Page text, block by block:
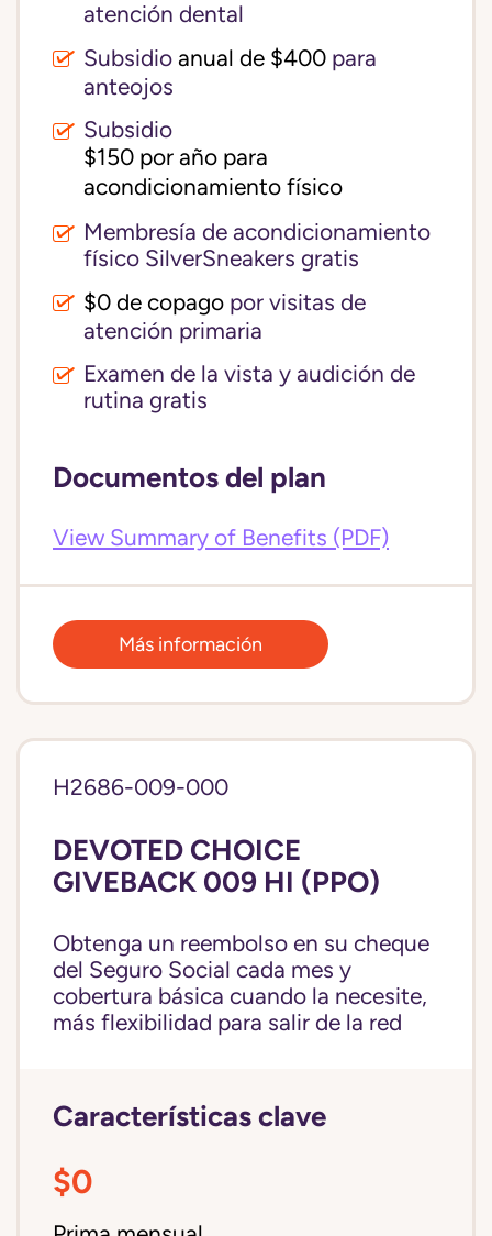
atención dental
Subsidio anual de $400 para
anteojos
Subsidio
$150 por año para
acondicionamiento físico
Membresía de acondicionamiento
físico SilverSneakers gratis
$0 de copago por visitas de
atención primaria
Examen de la vista y audición de
rutina gratis
Documentos del plan
View Summary of Benefits (PDF)
Más información
H2686-009-000
DEVOTED CHOICE
GIVEBACK 009 HI (PPO)
Obtenga un reembolso en su cheque
del Seguro Social cada mes y
cobertura básica cuando la necesite,
más flexibilidad para salir de la red
Características clave
$0